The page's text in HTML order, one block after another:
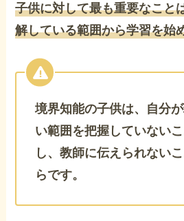
子供に対して最も重要なこと
解している範囲から学習を始
境界知能の子供は、自分
い範囲を把握していない
し、教師に伝えられない
らです。